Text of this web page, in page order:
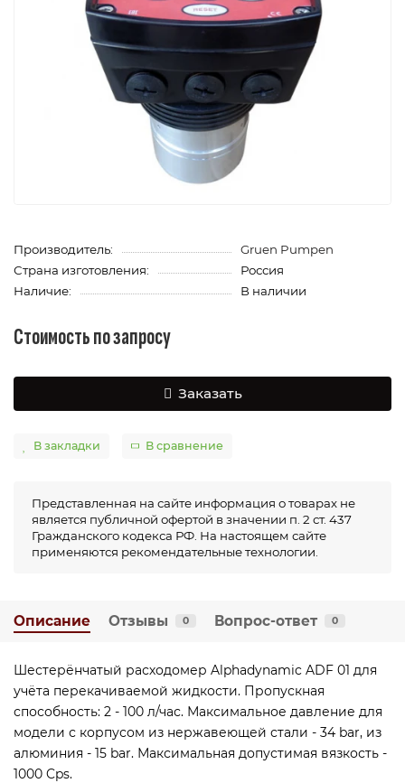
Производитель:
Gruen Pumpen
Страна изготовления:
Россия
Наличие:
В наличии
Стоимость по запросу
Заказать
В закладки В сравнение
Представленная на сайте информация о товарах не
является публичной офертой в значении п. 2 ст. 437
Гражданского кодекса РФ. На настоящем сайте
применяются рекомендательные технологии.
Описание Отзывы 0 Вопрос-ответ 0
Шестерёнчатый расходомер Alphadynamic ADF 01 для
учёта перекачиваемой жидкости. Пропускная
способность: 2 - 100 л/час. Максимальное давление для
модели с корпусом из нержавеющей стали - 34 bar, из
алюминия - 15 bar. Максимальная допустимая вязкость -
1000 Cps.